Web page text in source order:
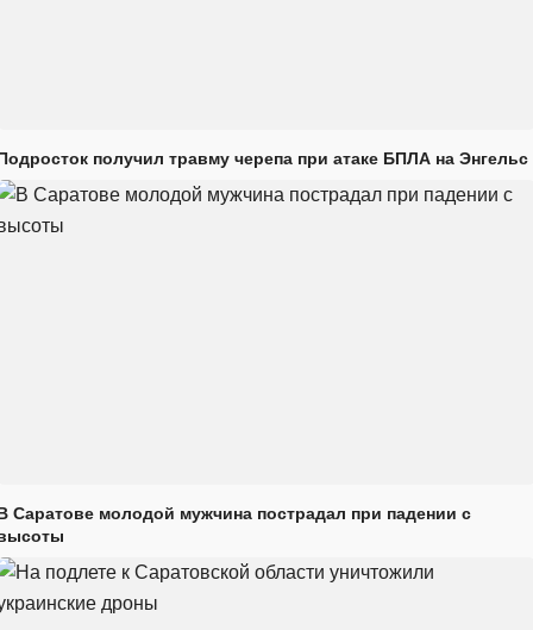
получил травму черепа при атаке БПЛА на Энгельс
Саратове молодой мужчина пострадал при падении с